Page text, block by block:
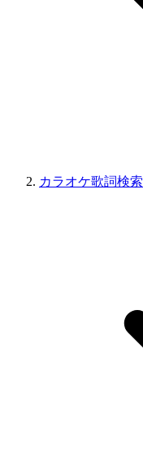
カラオケ歌詞検索